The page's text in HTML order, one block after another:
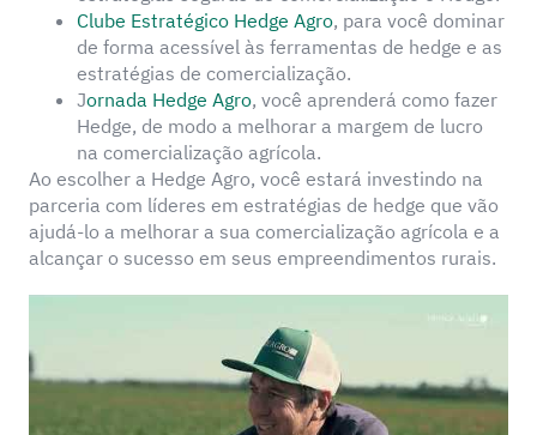
Clube Estratégico Hedge Agro, para você dominar
de forma acessível às ferramentas de hedge e as
estratégias de comercialização.
Jornada Hedge Agro, você aprenderá como fazer
Hedge, de modo a melhorar a margem de lucro
na comercialização agrícola.
Ao escolher a Hedge Agro, você estará investindo na
parceria com líderes em estratégias de hedge que vão
ajudá-lo a melhorar a sua comercialização agrícola e a
alcançar o sucesso em seus empreendimentos rurais.